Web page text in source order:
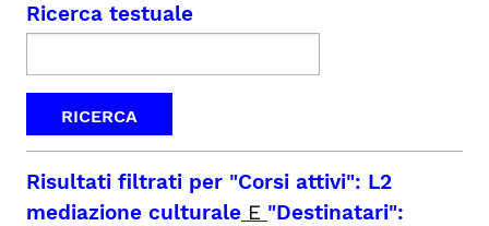
Ricerca testuale
Risultati filtrati per "Corsi attivi": L2
mediazione culturale E "Destinatari":